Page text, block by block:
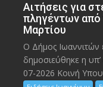
Αιτήσεις για
πληγέντων από
Μαρτίου
Ο Δήμος Ιωαννιτών
δημοσιεύθηκε η
07-2026 Κοινή